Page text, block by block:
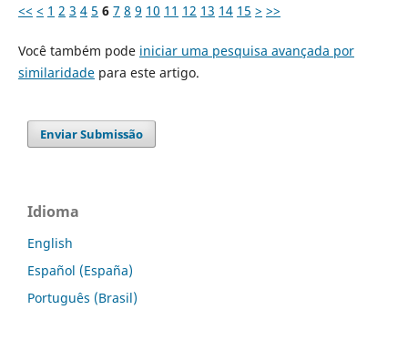
<< < 1 2 3 4 5 6 7 8 9 10 11 12 13 14 15 > >>
Você também pode iniciar uma pesquisa avançada por
similaridadepara este artigo.
Enviar Submissão
Idioma
English
Español (España)
Português (Brasil)